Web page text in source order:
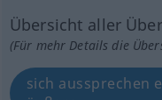
Übersicht aller
(Für mehr Details die
sich aussprechen